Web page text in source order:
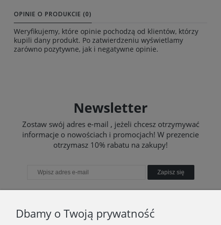
OPINIE O PRODUKCIE (0)
Weryfikujemy, które opinie pochodzą od klientów, którzy
kupili dany produkt. Po zatwierdzeniu wyświetlamy
zarówno pozytywne, jak i negatywne opinie.
Newsletter
Zostaw swój adres e-mail , jeżeli chcesz otrzymywać
informacje o nowościach i promocjach! W prezencie
otrzymasz 10% rabatu na zakupy!
Zapisz się
Dbamy o Twoją prywatność